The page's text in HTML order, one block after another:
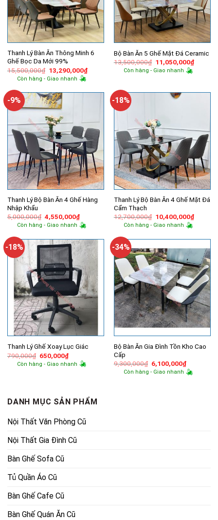
Thanh Lý Bàn Ăn Thông Minh 6
Ghế Bọc Da Mới 99%
15,500,000₫ Giá
gốc
là:
13,290,000₫Giá
hiện
13,290,000₫.
Còn hàng - Giao nhanh
Bộ Bàn Ăn 5 Ghế Mặt Đá Ceramic
13,500,000₫ Giá
gốc
là:
11,050,000₫Giá
hiện
Còn hàng - Giao nhanh
-9%
Thanh Lý Bộ Bàn Ăn 4 Ghế Hàng
Nhập Khẩu
5,000,000₫ Giá
gốc
là:
4,550,000₫Giá
hiện
tại
4,550,000₫.
Còn hàng - Giao nhanh
-18%
Thanh Lý Bộ Bàn Ăn 4 Ghế Mặt Đá
Cẩm Thạch
12,700,000₫ Giá
gốc
là:
10,400,000₫Giá
hiện
Còn hàng - Giao nhanh
-18%
Thanh Lý Ghế Xoay Lục Giác
790,000₫ Giá
gốc
là:
650,000₫Giá
hiện
tại
Còn hàng - Giao nhanh
-34%
Bộ Bàn Ăn Gia Đình Tồn Kho Cao
Cấp
9,300,000₫ Giá
gốc
là:
6,100,000₫Giá
hiện
tại
Còn hàng - Giao nhanh
DANH MỤC SẢN PHẨM
Nội Thất Văn Phòng Cũ
Nội Thất Gia Đình Cũ
Bàn Ghế Sofa Cũ
Tủ Quần Áo Cũ
Bàn Ghế Cafe Cũ
Bàn Ghế Quán Ăn Cũ